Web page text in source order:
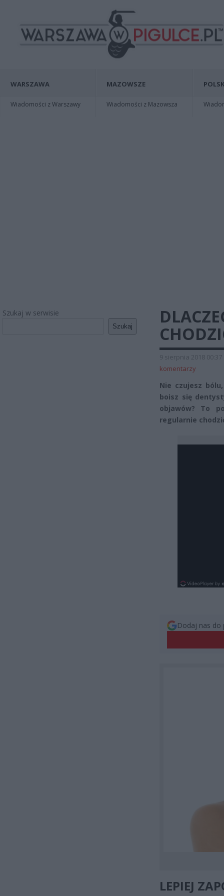
WARSZAWA
Wiadomości z Warszawy
MAZOWSZE
Wiadomości z Mazowsza
Szukaj w serwisie
Szukaj
9 sierpnia 2018 00:37
komentarzy
Nie czujesz
boisz się
objawów? To
regularnie
Dodaj nas do
LEPIEJ